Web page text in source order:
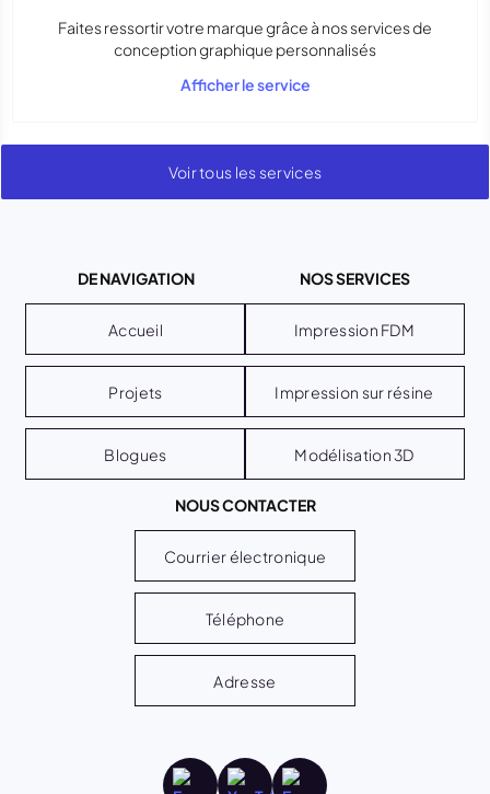
Faites ressortir votre marque grâce à nos services de
conception graphique personnalisés
Afficher le service
Voir tous les services
DE NAVIGATION
Accueil
Projets
Blogues
NOS SERVICES
Impression FDM
Impression sur résine
Modélisation 3D
NOUS CONTACTER
Courrier électronique
Téléphone
Adresse